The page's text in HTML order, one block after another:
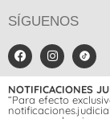
SÍGUENOS
NOTIFICACIONES
“Para efecto